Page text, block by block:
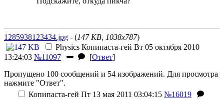
1285938123434.jpg - (147 KB, 1038x787)
Physics Копипаста-гей Вт 05 октября 2010
13:24:03 №11097 [Ответ]
Пропущено 100 сообщений и 54 изображений. Для просмотра
нажмите "Ответ".
Копипаста-гей Пт 13 мая 2011 03:04:15 №16019